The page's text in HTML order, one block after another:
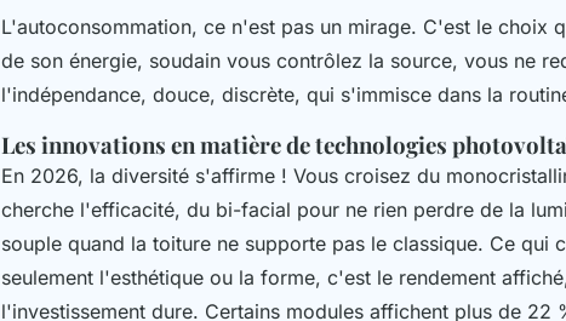
L'autoconsommation, ce n'est pas un mirage. C'est le choix
de son énergie, soudain vous contrôlez la source, vous ne
l'indépendance, douce, discrète, qui s'immisce dans la
Les innovations en matière de technologies
En 2026, la diversité s'affirme ! Vous croisez du
cherche l'efficacité, du bi-facial pour ne rien perdre de la
souple quand la toiture ne supporte pas le classique. Ce qui
seulement l'esthétique ou la forme, c'est le rendement
l'investissement dure. Certains modules affichent plus de 22